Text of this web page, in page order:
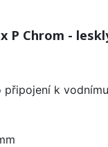
P Chrom -
k